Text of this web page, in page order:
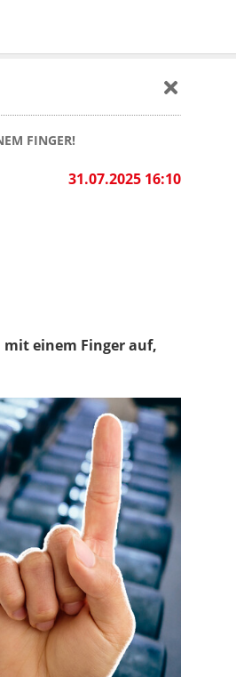
FINGER!
31.07.2025 16:10
mit einem Finger auf,